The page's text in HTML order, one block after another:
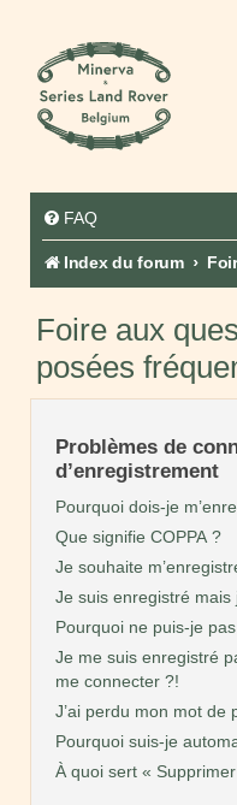
FAQ
Index du forum
Foire aux
posées
Problèmes de
d’enregistrement
Pourquoi dois-je
Que signifie COPPA ?
Je souhaite
Je suis enregistré
Pourquoi ne puis-je
Je me suis enregistré
me connecter ?!
J’ai perdu mon mot de
Pourquoi suis-je
À quoi sert «